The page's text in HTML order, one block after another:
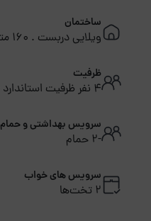
ساختمان
ویلایی دربست . 160 متر بنا . 2 اتاق
ظرفیت
4 نفر ظرفیت استاندارد + 2 نفر اضافه
سرویس بهداشتی و حمام
-2 حمام
سرویس های خواب
2 تخت‌ها